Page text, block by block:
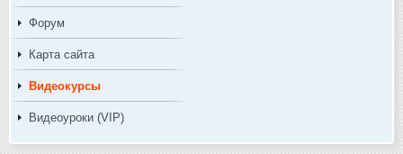
Форум
Карта сайта
Видеокурсы
Видеоуроки (VIP)